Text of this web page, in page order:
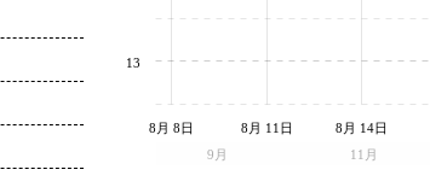
9月 11月
8月 8日 8月 11日 8月 14日
13